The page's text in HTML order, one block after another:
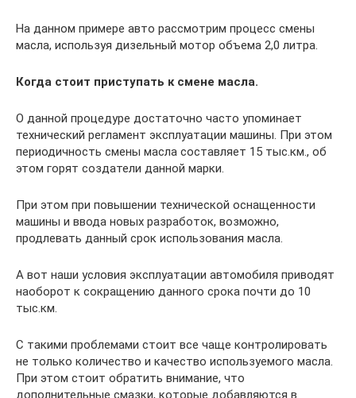
На данном примере авто рассмотрим процесс смены
масла, используя дизельный мотор объема 2,0 литра.
Когда стоит приступать к смене масла.
О данной процедуре достаточно часто упоминает
технический регламент эксплуатации машины. При этом
периодичность смены масла составляет 15 тыс.км., об
этом горят создатели данной марки.
При этом при повышении технической оснащенности
машины и ввода новых разработок, возможно,
продлевать данный срок использования масла.
А вот наши условия эксплуатации автомобиля приводят
наоборот к сокращению данного срока почти до 10
тыс.км.
С такими проблемами стоит все чаще контролировать
не только количество и качество используемого масла.
При этом стоит обратить внимание, что
дополнительные смазки, которые добавляются в